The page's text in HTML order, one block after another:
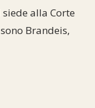
alla Corte
Brandeis,